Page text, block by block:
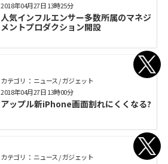
人気インフルエンサー多数所属のマネジ
メントプロダクション開設
2018年04月27日 13時25分
カテゴリ： ニュース / ガジェット
アップル新iPhone画面割れにくくなる?
2018年04月27日 13時00分
カテゴリ： ニュース / ガジェット